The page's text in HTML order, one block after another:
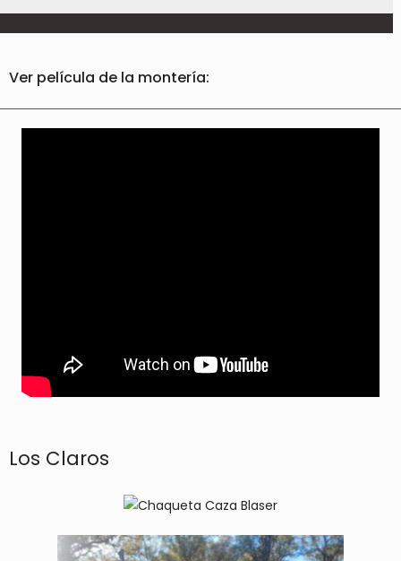
Ver película de la montería:
Los Claros